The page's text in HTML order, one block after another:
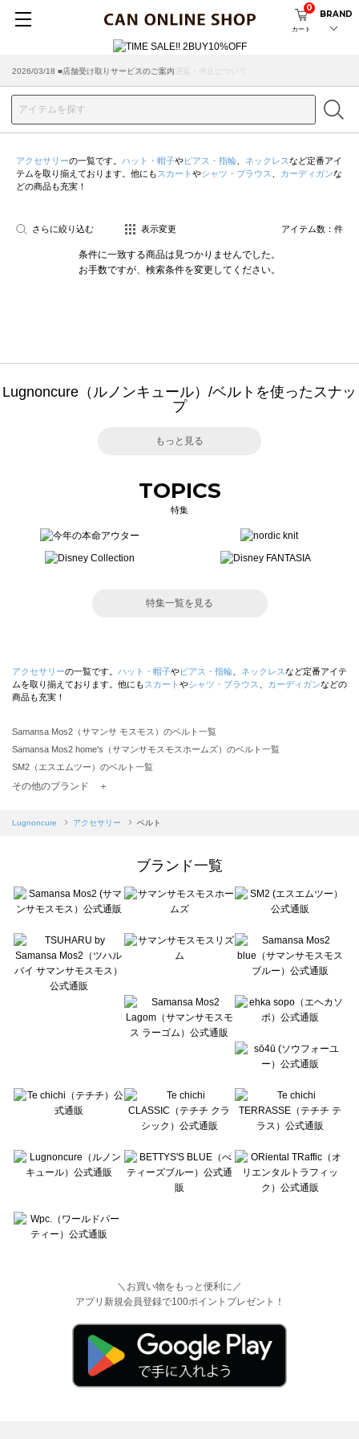
カート
0
BRAND
2026/07/29 ■【お知らせ】ヤマト運輸の配送遅延・停止について
2026/03/18 ■店舗受け取りサービスのご案内
アクセサリーの一覧です。 ハット・帽子やピアス・指輪 ネックレスなど定番アイ
テムを取り揃えております。他にも スカート やシャツ・ブラウス カーディガンな
どの商品も充実！
さらに絞り込む 表示変更 アイテム数： 件
条件に一致する商品は見つかりませんでした。
お手数ですが、検索条件を変更してください。
Lugnoncure（ルノンキュール）/ベルトを使ったスナッ
プ
もっと見る
TOPICS
特集
特集一覧を見る
アクセサリーの一覧です。 ハット・帽子やピアス・指輪 ネックレスなど定番アイテ
ムを取り揃えております。他にも スカート やシャツ・ブラウス カーディガンなどの
商品も充実！
Samansa Mos2（サマンサ モスモス）のベルト一覧
Samansa Mos2 home's（サマンサモスモスホームズ）のベルト一覧
SM2（エスエムツー）のベルト一覧
TSUHARU by Samansa Mos2（ツハルバイサマンサモスモス）のベルト一覧
Samansa Mos2 blue（サマンサモスモス ブルー）のベルト一覧
sō4ū（ソウフォーユー）のベルト一覧
Te chichi（テチチ）のベルト一覧
Te chichi CLASSIC（テチチ クラシック）のベルト一覧
Lugnoncure（ルノンキュール）のベルト一覧
BETTY'S BLUE（べティーズブルー）のベルト一覧
Wpc.（ワールドパーティー）のベルト一覧
その他のブランド ＋
Lugnoncure アクセサリー ベルト
ブランド一覧
＼お買い物をもっと便利に／
アプリ新規会員登録で100ポイントプレゼント！